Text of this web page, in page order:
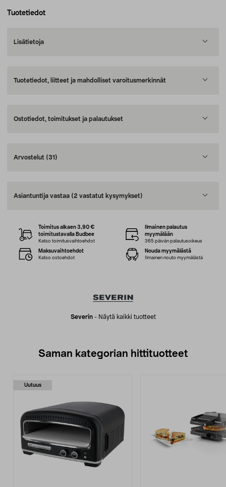
Tuotetiedot
Lisätietoja
Tuotetiedot, liitteet ja mahdolliset varoitusmerkinnät
Ostotiedot, toimitukset ja palautukset
Arvostelut (31)
Asiantuntija vastaa (2 vastatut kysymykset)
Severin- Näytä kaikki tuotteet
Toimitus alkaen 3,90 €
toimitustavalla Budbee
Katso toimitusvaihtoehdot
Ilmainen palautus
myymälään
365 päivän palautusoikeus
Maksuvaihtoehdot
Katso ostoehdot
Nouda myymälästä
Ilmainen nouto myymälästä
Saman kategorian hittituotteet
Uutuus